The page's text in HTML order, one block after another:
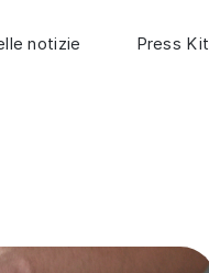
notizie Press Kit